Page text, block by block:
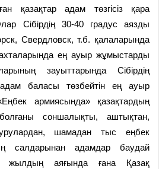
қазақтар адам төзгісіз қара
Сібірдің 30-40 градус аязды
Свердловск, т.б. қалаларында
ең ауыр жұмыстарды
зауыттарында Сібірдің
адам баласы төзбейтін ең ауыр
армиясында» қазақтардың
соншалықты, аштықтан,
шамадан тыс еңбек
салдарынан адамдар баудай
аяғында ғана Қазақ